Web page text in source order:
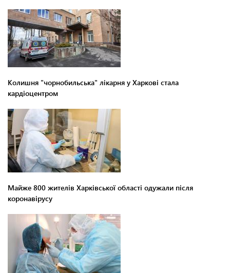
Колишня "чорнобильська" лікарня у Харкові стала
кардіоцентром
Майже 800 жителів Харківської області одужали після
коронавірусу